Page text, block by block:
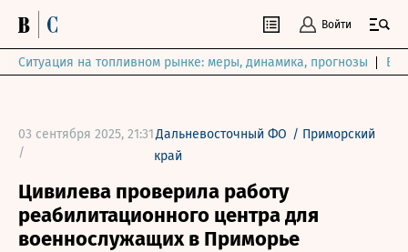
Войти
Ситуация на топливном рынке: меры, динамика, прогнозы
03 сентября 2025, 21:31
/
Дальневосточный ФО / Приморский
край
Цивилева проверила работу
реабилитационного центра для
военнослужащих в Приморье